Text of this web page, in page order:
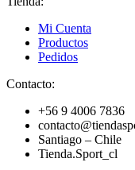
Mi Cuenta
Productos
Pedidos
Contacto:
+56 9 4006 7836
Santiago – Chile
Tienda.Sport_cl